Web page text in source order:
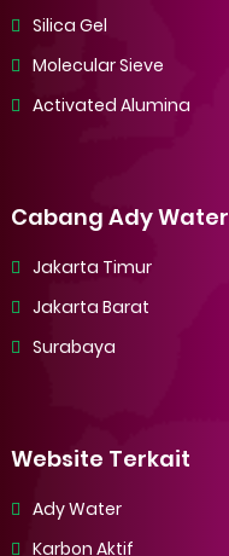
Silica Gel
Molecular Sieve
Activated Alumina
Cabang Ady Water
Jakarta Timur
Jakarta Barat
Surabaya
Website Terkait
Ady Water
Karbon Aktif